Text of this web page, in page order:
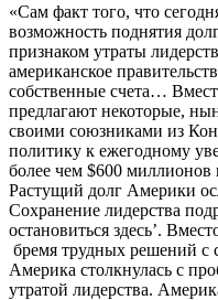
«Сам факт того, что
возможность поднятия
признаком утраты
американское
собственные счета…
предлагают некоторые,
своими союзниками из
политику к ежегодному
более чем $600
Растущий долг Америки
Сохранение лидерства
остановиться здесь’.
бремя трудных решений с
Америка столкнулась с
утратой лидерства.